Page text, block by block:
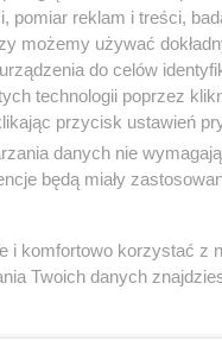
1400 zł
plus”, to niejedyna
zasiłku dla
i wsparcie dla
– na ten cel
reklam i treści,
możemy używać
do celów
technologii poprzez
przycisk ustawień
danych nie
będą miały
i komfortowo korzystać z
Twoich danych